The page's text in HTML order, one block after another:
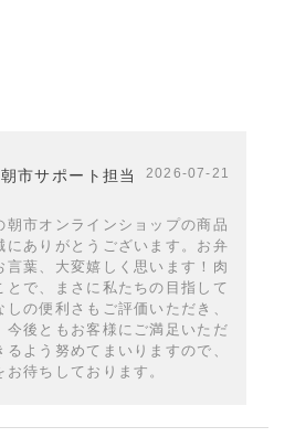
市サポート担当 2026-07-21
朝市オンラインショップの商品
にありがとうございます。お弁
言葉、大変嬉しく思います！肉
とで、まさに私たちの目指して
の便利さもご評価いただき、
今後ともお客様にご満足いただ
よう努めてまいりますので、
待ちしております。